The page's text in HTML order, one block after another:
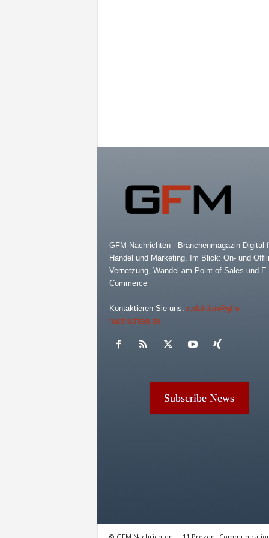
GFM Nachrichten - Branchenmagazin Digital
Handel und Marketing. Im Blick: On- und
Vernetzung, Wandel am Point of Sales und E-
Commerce
Kontaktieren Sie uns: redaktion@gfm-
nachrichten.de
Subscribe News